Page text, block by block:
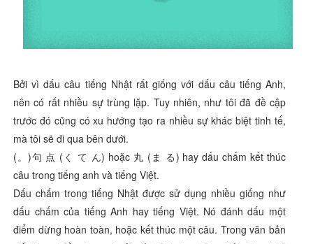
Bởi vì dấu câu tiếng Nhật rất giống với dấu câu tiếng Anh,
nên có rất nhiều sự trùng lặp. Tuy nhiên, như tôi đã đề cập
trước đó cũng có xu hướng tạo ra nhiều sự khác biệt tinh tế,
mà tôi sẽ đi qua bên dưới.
(。)句 点 (く て ん) hoặc 丸 (ま る) hay dấu chấm kết thúc
câu trong tiếng anh và tiếng Việt.
Dấu chấm trong tiếng Nhật được sử dụng nhiều giống như
dấu chấm của tiếng Anh hay tiếng Việt. Nó đánh dấu một
điểm dừng hoàn toàn, hoặc kết thúc một câu. Trong văn bản